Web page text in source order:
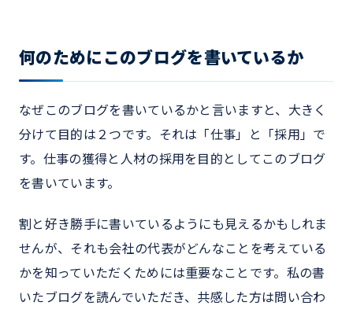
何のためにこのブログを書いているか
なぜこのブログを書いているかと言いますと、大きく
分けて目的は２つです。それは「仕事」と「採用」で
す。仕事の獲得と人材の採用を目的としてこのブログ
を書いています。
割と好き勝手に書いているようにも見えるかもしれま
せんが、それも会社の代表がどんなことを考えている
かを知っていただくためには重要なことです。私の書
いたブログを読んでいただき、共感した方は問い合わ